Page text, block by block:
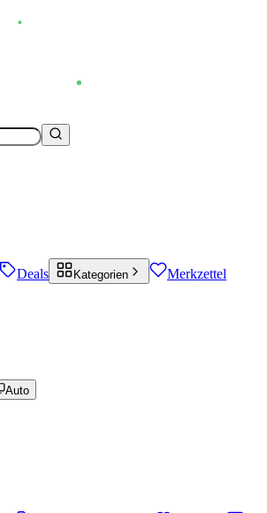
Deals Kategorien Merkzettel
Auto